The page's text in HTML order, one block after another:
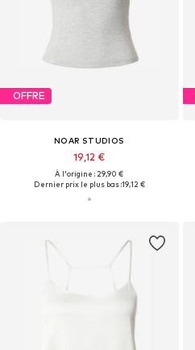
OFFRE
NOAR STUDIOS
19,12 €
À l'origine : 29,90 €
Dernier prix le plus bas :19,12 €